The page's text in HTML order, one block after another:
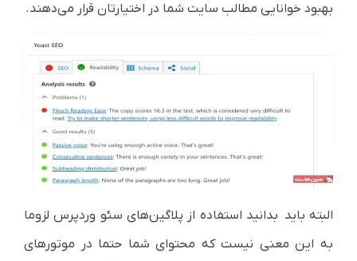
بهبود خوانایی مطالب سایت شما در اختیارتان قرار می‌دهند.
البته باید بدانید استفاده از پلاگین‌های سئو وردپرس لزوما
به این معنی نیست که محتوای شما حتما در موتورهای